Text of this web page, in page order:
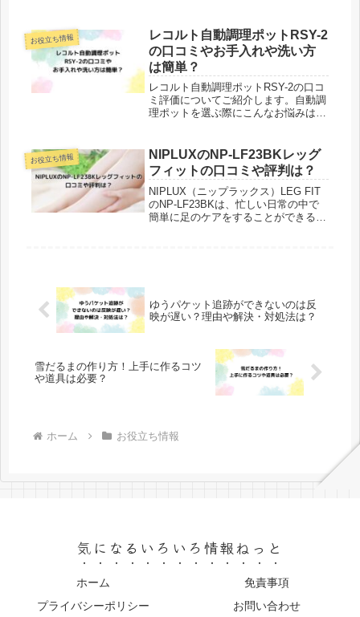
いてはどのような位置にボタンが付い
ているのか気になりますよね。そこで
今...
お役立ち情報
レコルト自動調理ポットRSY-2
の口コミやお手入れや洗い方
は簡単？
レコルト自動調理ポットRSY-2の口コ
ミ評価についてご紹介します。自動調
理ポットを選ぶ際にこんなお悩みはあ
プなど、幅広い料理が作れるか？ 安
全に使えるか？ この記事ではこの...
お役立ち情報
NIPLUXのNP-LF23BKレッグ
フィットの口コミや評判は？
NIPLUX（ニップラックス）LEG FIT
のNP-LF23BKは、忙しい日常の中で
簡単に足のケアをすることができる家
ゆうパケット追跡ができないのは反
映が遅い？理由や解決・対処法は？
雪だるまの作り方！上手に作るコツ
や道具は必要？
ホーム お役立ち情報
気になるいろいろ情報ねっと
ホーム
免責事項
プライバシーポリシー
お問い合わせ